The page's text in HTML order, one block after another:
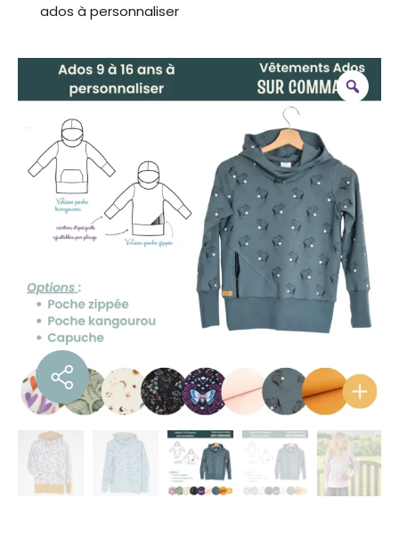
ados à personnaliser